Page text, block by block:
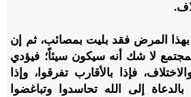
بهذا المرض فقد بليت بمصائب، ثم إن
لا شك أنه سيكون سيئاً؛ فيؤدي
فإذا بالأقارب تفرقوا، وإذا
بالدعاة إلى الله تحاسدوا وتباغضوا